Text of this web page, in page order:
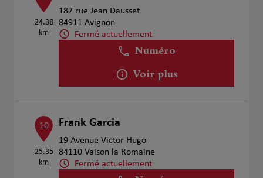
24.38
km
187 rue Jean Dausset
84911 Avignon
Fermé actuellement
Numéro
Voir plus
10
25.35
km
Frank Garcia
19 Avenue Victor Hugo
84110 Vaison la Romaine
Fermé actuellement